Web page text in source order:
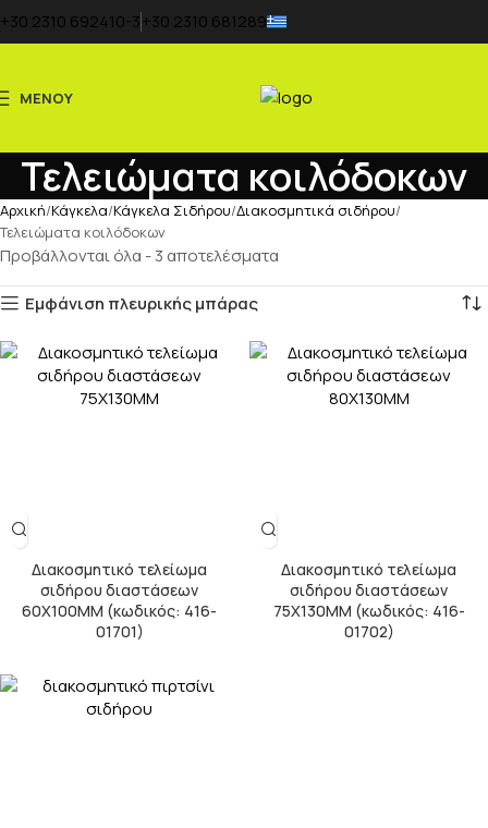
+30 2310 692410-3+30 2310 681289
ΜΕΝΟΥ
Τελειώματα κοιλόδοκων
Αρχική Κάγκελα Κάγκελα Σιδήρου Διακοσμητικά σιδήρου
Τελειώματα κοιλόδοκων
Προβάλλονται όλα - 3 αποτελέσματα
Εμφάνιση πλευρικής μπάρας
Διακοσμητικό τελείωμα
σιδήρου διαστάσεων
60X100ΜΜ (κωδικός: 416-
01701)
Διακοσμητικό τελείωμα
σιδήρου διαστάσεων
75Χ130ΜΜ (κωδικός: 416-
01702)